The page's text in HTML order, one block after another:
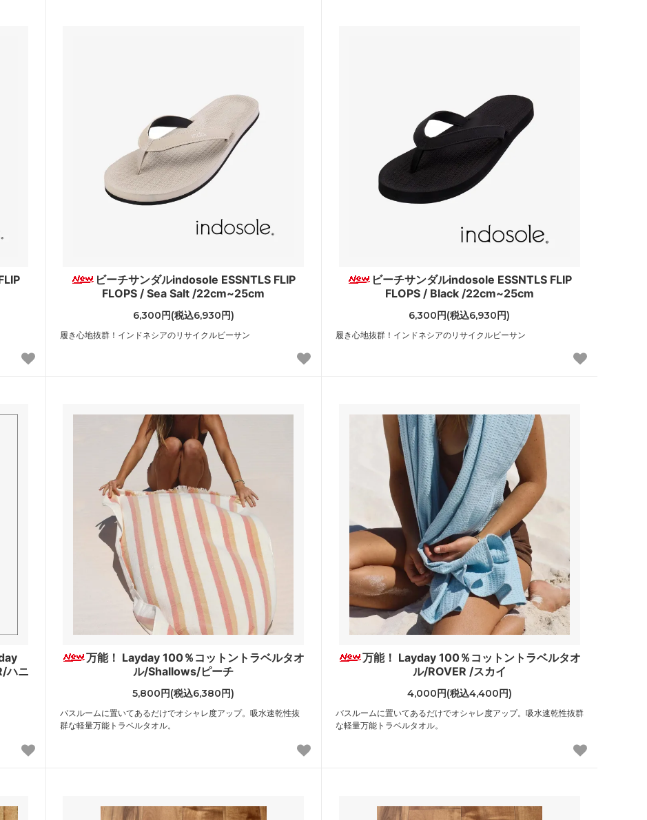
ビーチサンダルindosole ESSNTLS FLIP
FLOPS / Sea Salt /22cm~25cm
6,300円(税込6,930円)
履き心地抜群！インドネシアのリサイクルビーサン
ビーチサンダルindosole ESSNTLS FLIP
FLOPS / Black /22cm~25cm
6,300円(税込6,930円)
履き心地抜群！インドネシアのリサイクルビーサン
ハニ
万能！ Layday 100％コットントラベルタオ
ル/Shallows/ピーチ
5,800円(税込6,380円)
バスルームに置いてあるだけでオシャレ度アップ。吸水速乾性抜
群な軽量万能トラベルタオル。
万能！ Layday 100％コットントラベルタオ
ル/ROVER /スカイ
4,000円(税込4,400円)
バスルームに置いてあるだけでオシャレ度アップ。吸水速乾性抜群
な軽量万能トラベルタオル。